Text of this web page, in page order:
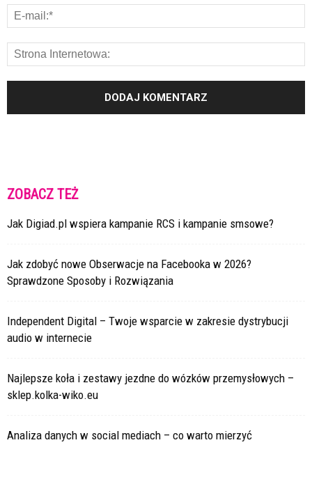
ZOBACZ TEŻ
Jak Digiad.pl wspiera kampanie RCS i kampanie smsowe?
Jak zdobyć nowe Obserwacje na Facebooka w 2026?
Sprawdzone Sposoby i Rozwiązania
Independent Digital – Twoje wsparcie w zakresie dystrybucji
audio w internecie
Najlepsze koła i zestawy jezdne do wózków przemysłowych –
sklep.kolka-wiko.eu
Analiza danych w social mediach – co warto mierzyć